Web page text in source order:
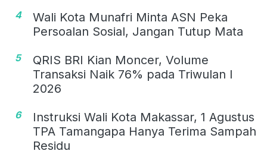
4
Wali Kota Munafri Minta ASN Peka
Persoalan Sosial, Jangan Tutup Mata
5
QRIS BRI Kian Moncer, Volume
Transaksi Naik 76% pada Triwulan I
2026
6
Instruksi Wali Kota Makassar, 1 Agustus
TPA Tamangapa Hanya Terima Sampah
Residu